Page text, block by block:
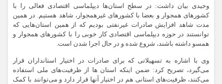
وحیدی بیان داشت: در سطح استان‌ها دیپلماسی اقتصادی فعالی را با
کشورهای همجوار و بعضا با کشورهای غیرهمجوار، شاهد هستیم. در همین
مدت شاهد افزایش صادرات غیرنفتی بودیم که از همین استان‌هایی که
توانستند در حوزه دیپلماسی اقتصادی کار خوبی را با کشورهای همجوار و
همسو داشته باشند، شروع شده و در حال اجرا شدن است.
وی با اشاره به تسهیلاتی که برای صادرات در اختیار استانداران قرار
می‌گیرد، تصریح کرد: ضمن اینکه استان ها از ظرفیت‌های ملی استفاده
می‌کنند، ظرفیت‌های استانی هم در اختیار آنها قرار دارد و می‌توانند با کمک